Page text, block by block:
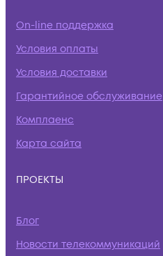
On-line поддержка
Условия оплаты
Условия доставки
Гарантийное обслуживание
Комплаенс
Карта сайта
ПРОЕКТЫ
Блог
Новости телекоммуникаций